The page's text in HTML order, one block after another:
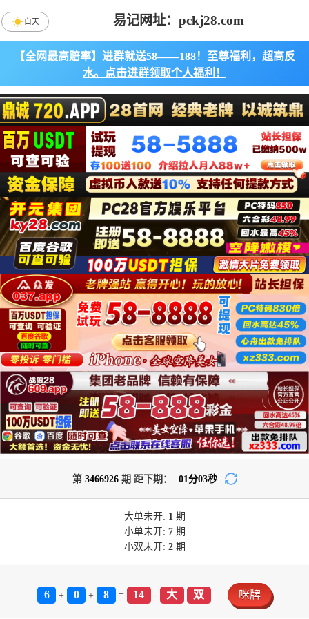
易记网址：pckj28.com
白天
第 3466926期 距下期： 01分01秒
大单未开: 1期
小单未开: 7期
小双未开: 2期
6 + 0 + 8 = 14 - 大 双 咪牌